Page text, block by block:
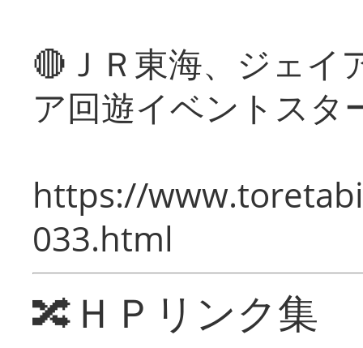
🔴ＪＲ東海、ジェイ
ア回遊イベントスタ
https://
033.html
🔀ＨＰリンク集